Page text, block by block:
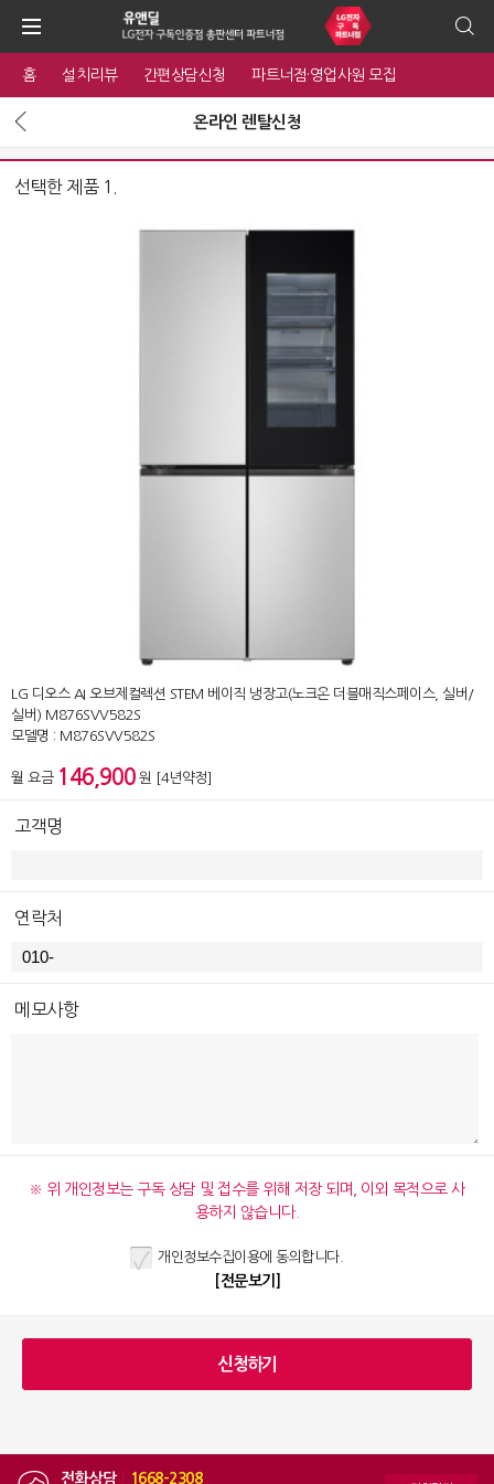
홈 설치리뷰 간편상담신청 파트너점·영업사원 모집
온라인 렌탈신청
선택한 제품 1.
LG 디오스 AI 오브제컬렉션 STEM 베이직 냉장고(노크온 더블매직스페이스, 실버/
실버) M876SVV582S
모델명 : M876SVV582S
월 요금 146,900 원 [4년약정]
고객명
연락처
메모사항
※ 위 개인정보는 구독 상담 및 접수를 위해 저장 되며, 이외 목적으로 사
용하지 않습니다.
개인정보수집이용에 동의합니다.
[전문보기]
전화상담 1668-2308